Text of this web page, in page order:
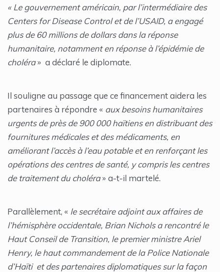
« Le gouvernement américain, par l’intermédiaire des
Centers for Disease Control et de l’USAID, a engagé
plus de 60 millions de dollars dans la réponse
humanitaire, notamment en réponse à l’épidémie de
choléra» a déclaré le diplomate.
Il souligne au passage que ce financement aidera les
partenaires à répondre « aux besoins humanitaires
urgents de près de 900 000 haïtiens en distribuant des
fournitures médicales et des médicaments, en
améliorant l’accès à l’eau potable et en renforçant les
opérations des centres de santé, y compris les centres
de traitement du choléra» a-t-il martelé.
Parallèlement, « le secrétaire adjoint aux affaires de
l’hémisphère occidentale, Brian Nichols a rencontré le
Haut Conseil de Transition, le premier ministre Ariel
Henry, le haut commandement de la Police Nationale
d’Haïti et des partenaires diplomatiques sur la façon